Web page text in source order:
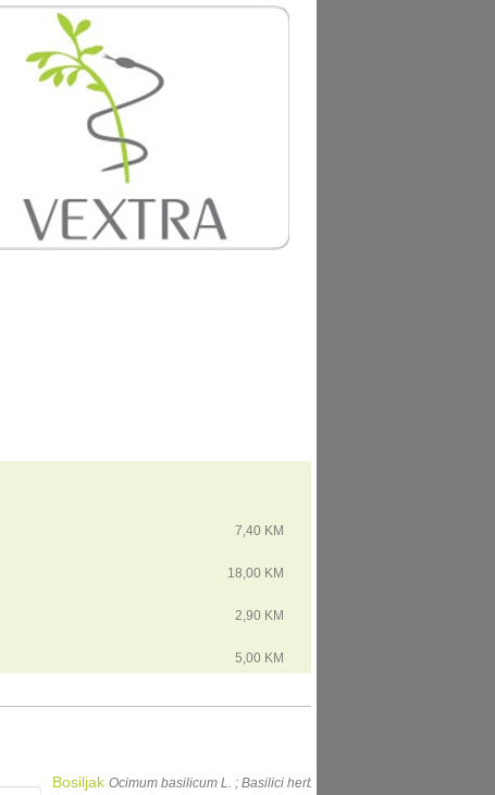
7,40 KM
18,00 KM
2,90 KM
5,00 KM
Bosiljak Ocimum basilicum L. ; Basilici herba